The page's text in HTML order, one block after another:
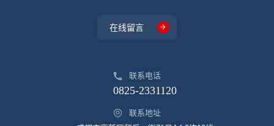
在线留言
联系电话
0825-2331120
联系地址